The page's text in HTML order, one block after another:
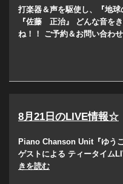
打楽器＆声を駆使し、『地
『佐藤 正治』 どんな音を
ね！！ ご予約＆お問い合わ
8月21日のLIVE情報☆
Piano Chanson Unit『ゆう
ゲストによる ティータイ
きを読む